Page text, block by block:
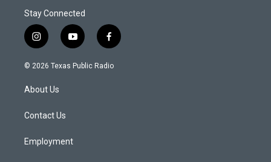
Stay Connected
i
n
s
a
g
a
y
o
u
f
a
c
© 2026 Texas Public Radio
About Us
Contact Us
Employment